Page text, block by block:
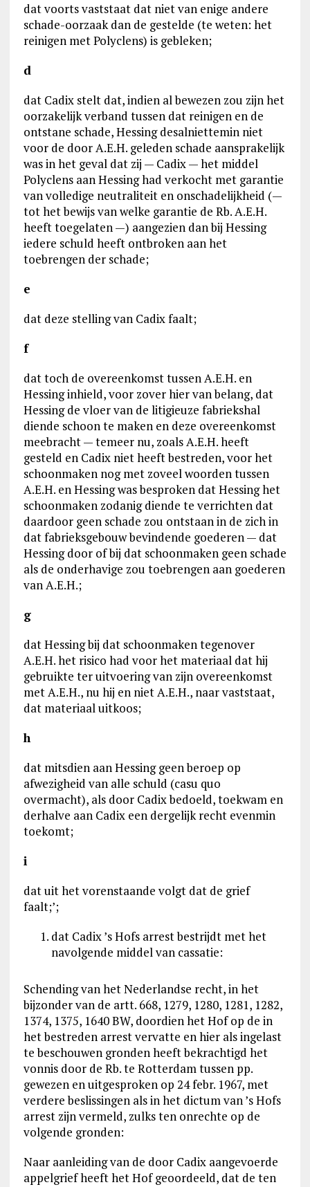
dat voorts vaststaat dat niet van enige andere
schade-oorzaak dan de gestelde (te weten: het
reinigen met Polyclens) is gebleken;
d
dat Cadix stelt dat, indien al bewezen zou zijn het
oorzakelijk verband tussen dat reinigen en de
ontstane schade, Hessing desalniettemin niet
voor de door A.E.H. geleden schade aansprakelijk
was in het geval dat zij — Cadix — het middel
Polyclens aan Hessing had verkocht met garantie
van volledige neutraliteit en onschadelijkheid (—
tot het bewijs van welke garantie de Rb. A.E.H.
heeft toegelaten —) aangezien dan bij Hessing
iedere schuld heeft ontbroken aan het
toebrengen der schade;
e
dat deze stelling van Cadix faalt;
f
dat toch de overeenkomst tussen A.E.H. en
Hessing inhield, voor zover hier van belang, dat
Hessing de vloer van de litigieuze fabriekshal
diende schoon te maken en deze overeenkomst
meebracht — temeer nu, zoals A.E.H. heeft
gesteld en Cadix niet heeft bestreden, voor het
schoonmaken nog met zoveel woorden tussen
A.E.H. en Hessing was besproken dat Hessing het
schoonmaken zodanig diende te verrichten dat
daardoor geen schade zou ontstaan in de zich in
dat fabrieksgebouw bevindende goederen — dat
Hessing door of bij dat schoonmaken geen schade
als de onderhavige zou toebrengen aan goederen
van A.E.H.;
g
dat Hessing bij dat schoonmaken tegenover
A.E.H. het risico had voor het materiaal dat hij
gebruikte ter uitvoering van zijn overeenkomst
met A.E.H., nu hij en niet A.E.H., naar vaststaat,
dat materiaal uitkoos;
h
dat mitsdien aan Hessing geen beroep op
afwezigheid van alle schuld (casu quo
overmacht), als door Cadix bedoeld, toekwam en
derhalve aan Cadix een dergelijk recht evenmin
toekomt;
i
dat uit het vorenstaande volgt dat de grief
faalt;’;
dat Cadix ’s Hofs arrest bestrijdt met het
navolgende middel van cassatie:
Schending van het Nederlandse recht, in het
bijzonder van de artt. 668, 1279, 1280, 1281, 1282,
1374, 1375, 1640 BW, doordien het Hof op de in
het bestreden arrest vervatte en hier als ingelast
te beschouwen gronden heeft bekrachtigd het
vonnis door de Rb. te Rotterdam tussen pp.
gewezen en uitgesproken op 24 febr. 1967, met
verdere beslissingen als in het dictum van ’s Hofs
arrest zijn vermeld, zulks ten onrechte op de
volgende gronden:
Naar aanleiding van de door Cadix aangevoerde
appelgrief heeft het Hof geoordeeld, dat de ten